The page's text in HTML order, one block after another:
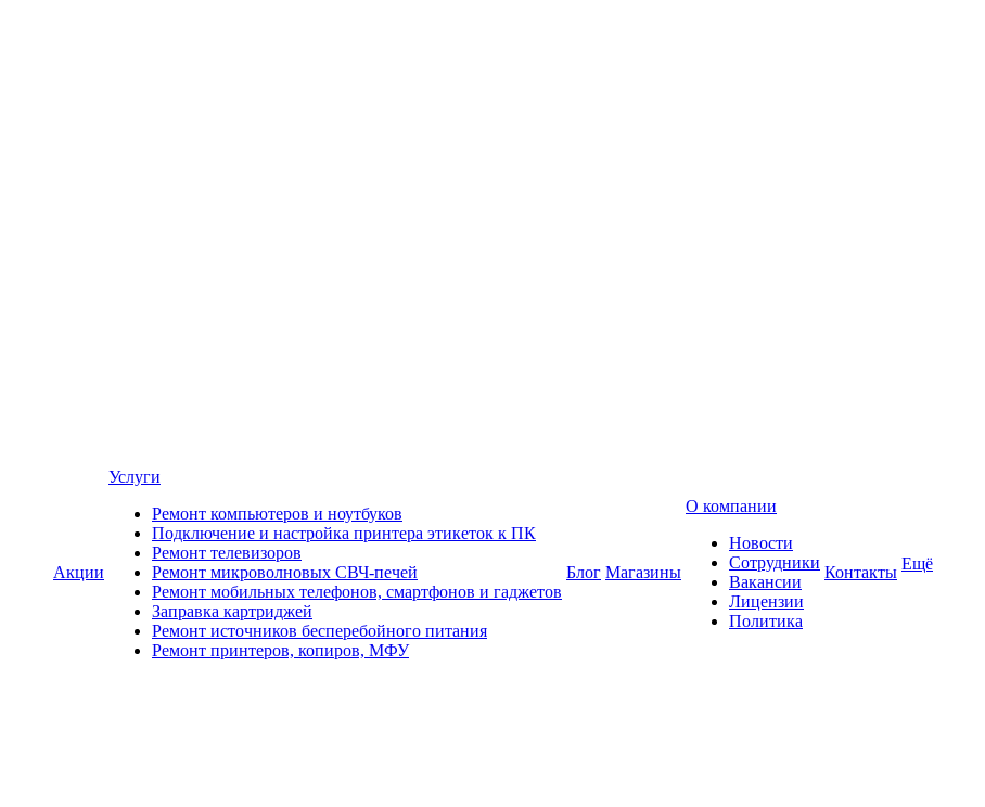
Акции
Услуги
Ремонт компьютеров и ноутбуков
Подключение и настройка принтера этикеток к ПК
Ремонт телевизоров
Ремонт микроволновых СВЧ-печей
Ремонт мобильных телефонов, смартфонов и гаджетов
Заправка картриджей
Ремонт источников бесперебойного питания
Ремонт принтеров, копиров, МФУ
Блог Магазины
О компании
Новости
Сотрудники
Вакансии
Лицензии
Политика
Контакты Ещё